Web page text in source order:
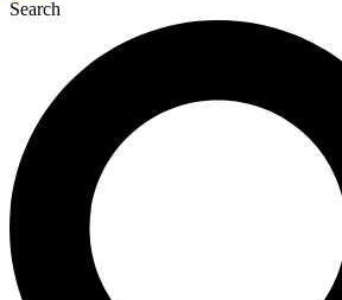
Search